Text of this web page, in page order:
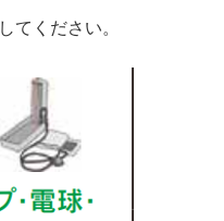
てください。